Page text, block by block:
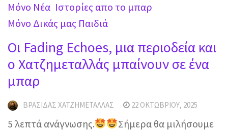
Mόνο Νέα Ιστορίες απο το μπαρ
Μόνο Δικάς μας Παιδιά
Οι Fading Echoes, μια περιοδεία και
ο Χατζημεταλλάς μπαίνουν σε ένα
μπαρ
ΒΡΑΣΊΔΑΣ ΧΑΤΖΗΜΕΤΑΛΛΆΣ 22 ΟΚΤΩΒΡΊΟΥ, 2025
5 λεπτά ανάγνωσης.
Σήμερα θα μιλήσουμε